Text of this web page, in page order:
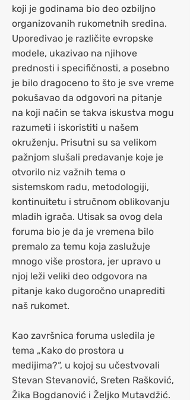
koji je godinama bio deo ozbiljno
organizovanih rukometnih sredina.
Upoređivao je različite evropske
modele, ukazivao na njihove
prednosti i specifičnosti, a posebno
je bilo dragoceno to što je sve vreme
pokušavao da odgovori na pitanje
na koji način se takva iskustva mogu
razumeti i iskoristiti u našem
okruženju. Prisutni su sa velikom
pažnjom slušali predavanje koje je
otvorilo niz važnih tema o
sistemskom radu, metodologiji,
kontinuitetu i stručnom oblikovanju
mladih igrača. Utisak sa ovog dela
foruma bio je da je vremena bilo
premalo za temu koja zaslužuje
mnogo više prostora, jer upravo u
njoj leži veliki deo odgovora na
pitanje kako dugoročno unaprediti
naš rukomet.
Kao završnica foruma usledila je
tema „Kako do prostora u
medijima?“, u kojoj su učestvovali
Stevan Stevanović, Sreten Rašković,
Žika Bogdanović i Željko Mutavdžić.